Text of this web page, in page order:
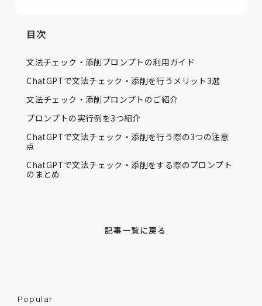
目次
文法チェック・添削プロンプトの利用ガイド
ChatGPTで文法チェック・添削を行うメリット3選
文法チェック・添削プロンプトのご紹介
プロンプトの実行例を3つ紹介
ChatGPTで文法チェック・添削を行う際の3つの注意
点
ChatGPTで文法チェック・添削をする際のプロンプト
のまとめ
記事一覧に戻る
Popular